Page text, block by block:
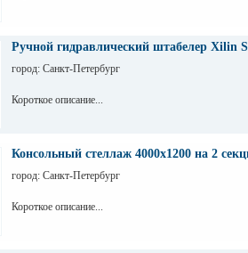
Ручной гидравлический штабелер Xilin
город: Санкт-Петербург
Короткое описание...
Консольный стеллаж 4000х1200 на 2
город: Санкт-Петербург
Короткое описание...